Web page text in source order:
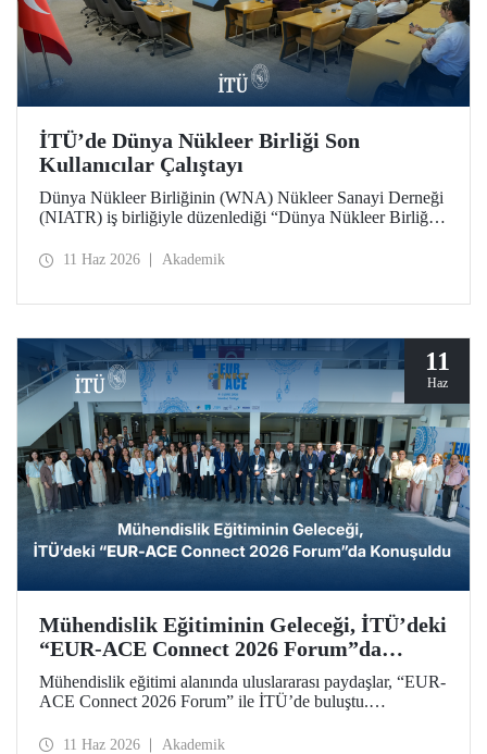
İTÜ’de Dünya Nükleer Birliği Son
Kullanıcılar Çalıştayı
Dünya Nükleer Birliğinin (WNA) Nükleer Sanayi Derneği
(NIATR) iş birliğiyle düzenlediği “Dünya Nükleer Birliği
11 Haz 2026 Akademik
11
Haz
Mühendislik Eğitiminin Geleceği, İTÜ’deki
“EUR-ACE Connect 2026 Forum”da
Konuşuldu
Mühendislik eğitimi alanında uluslararası paydaşlar, “EUR-
ACE Connect 2026 Forum” ile İTÜ’de buluştu.
akademisyenler, akreditasyon kuruluşları, üniversite
11 Haz 2026 Akademik